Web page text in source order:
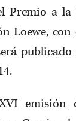
Premio a la
Loewe,
emisión